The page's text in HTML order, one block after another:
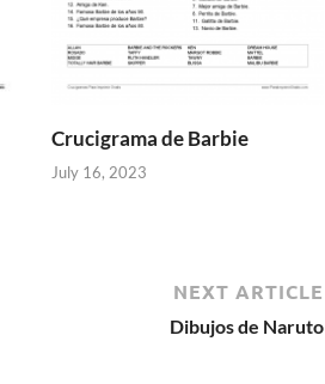
Crucigrama de Barbie
July 16, 2023
NEXT ARTICLE
Dibujos de Naruto